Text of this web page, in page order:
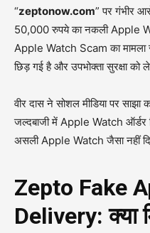
“zeptonow.com” पर गंभीर
50,000 रुपये का नकली Apple
Apple Watch Scam का मामला
छिड़ गई है और उपभोक्ता सुरक्षा
वीर दास ने सोशल मीडिया पर साझा
जल्दबाजी में Apple Watch ऑर्डर
असली Apple Watch जैसा नहीं
Zepto Fake
Delivery: क्या